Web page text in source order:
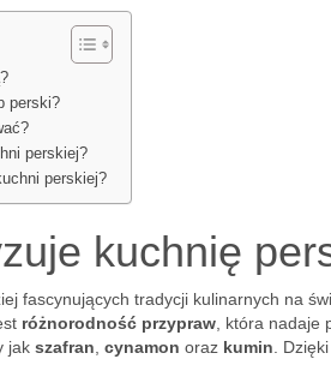
perski?
perskiej?
perskiej?
kuchnię
fascynujących tradycji kulinarnych na
różnorodność przypraw , która
jak szafran cynamon oraz kumin .